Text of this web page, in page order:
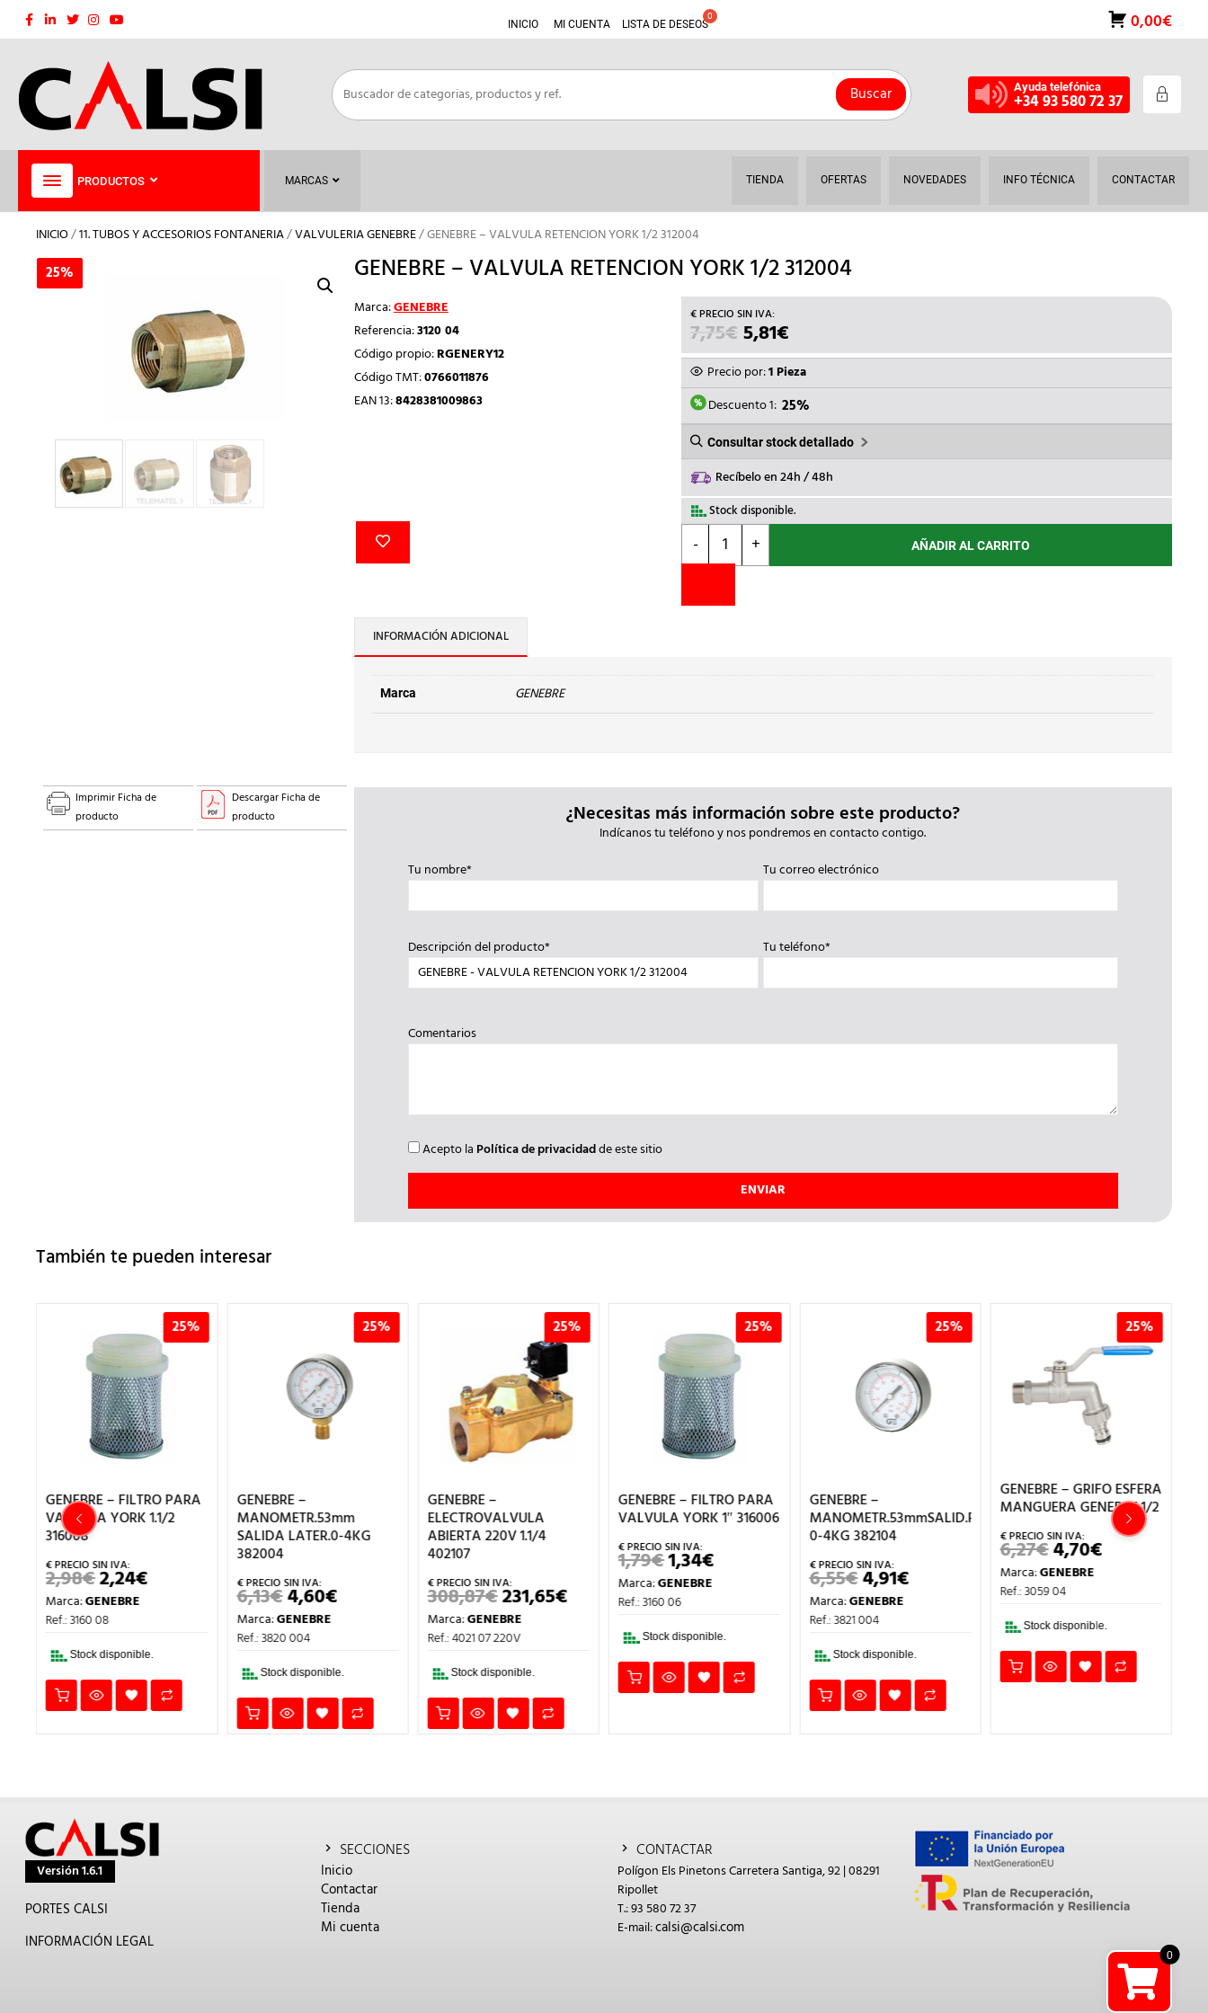
Saltar
INICIO MI CUENTA LISTA DE DESEOS 0,00€
Buscar Ayuda telefónica
+34 93 580 72 37
PRODUCTOS MARCAS TIENDA OFERTAS NOVEDADES INFO TÉCNICA CONTACTAR
INICIO/11. TUBOS Y ACCESORIOS FONTANERIA/VALVULERIA GENEBRE/ GENEBRE – VALVULA RETENCION YORK 1/2 312004
25% GENEBRE – VALVULA RETENCION YORK 1/2 312004
Marca:GENEBRE
Referencia:3120 04
Código propio:RGENERY12
Código TMT:0766011876
EAN 13:8428381009863
7,75€ EL
PRECIO
ORIGINAL
ERA:
7,75€.
5,81€EL
PRECIO
ACTUAL
ES:
5,81€.
Precio por:1 Pieza
Descuento 1: 25%
Consultar stock detallado
Recíbelo en 24h / 48h
Stock disponible.
-
GENEBRE
VALVULA
YORK
+ AÑADIR AL CARRITO
INFORMACIÓN ADICIONAL
Marca GENEBRE
25%
Imprimir Ficha de
producto
Descargar Ficha de
producto
¿Necesitas más información sobre este producto?
Indícanos tu teléfono y nos pondremos en contacto contigo.
Tu nombre*
Tu correo electrónico
Descripción del producto* Tu teléfono*
Comentarios
Acepto la Política de privacidadde este sitio
También te pueden interesar
25%
GENEBRE – FILTRO PARA
VALVULA YORK 1.1/2
316008
2,98€EL
PRECIO
ORIGINAL
ERA:
2,24€EL
PRECIO
Marca:GENEBRE
Ref.: 3160 08
Stock disponible.
25%
GENEBRE –
MANOMETR.53mm
SALIDA LATER.0-4KG
382004
6,13€EL
PRECIO
ORIGINAL
ERA:
4,60€EL
PRECIO
Marca:GENEBRE
Ref.: 3820 004
Stock disponible.
25%
GENEBRE –
ELECTROVALVULA
ABIERTA 220V 1.1/4
402107
308,87€EL
PRECIO
ORIGINAL
ERA:
231,65€EL
PRECIO
ACTUAL
231,65€.
Marca:GENEBRE
Ref.: 4021 07 220V
Stock disponible.
25%
GENEBRE – FILTRO PARA
VALVULA YORK 1″ 316006
1,79€EL
PRECIO
ORIGINAL
ERA:
1,34€EL
PRECIO
Marca:GENEBRE
Ref.: 3160 06
Stock disponible.
25%
GENEBRE –
MANOMETR.53mmSALID.POSTER
0-4KG 382104
6,55€EL
PRECIO
ORIGINAL
ERA:
4,91€EL
PRECIO
Marca:GENEBRE
Ref.: 3821 004
Stock disponible.
25%
GENEBRE – GRIFO ESFERA
MANGUERA GENEBRE 1/2
6,27€EL
PRECIO
ORIGINAL
ERA:
4,70€EL
PRECIO
Marca:GENEBRE
Ref.: 3059 04
Stock disponible.
Versión 1.6.1
PORTES CALSI
INFORMACIÓN LEGAL
SECCIONES
Inicio
Contactar
Tienda
Mi cuenta
CONTACTAR
Polígon Els Pinetons Carretera Santiga, 92 | 08291
Ripollet
T.: 93 580 72 37
E-mail:calsi@calsi.com
0